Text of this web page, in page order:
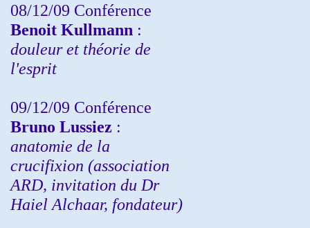
08/12/09 Conférence
Benoit Kullmann :
douleur et théorie de
l'esprit
09/12/09 Conférence
Bruno Lussiez :
anatomie de la
crucifixion (association
ARD, invitation du Dr
Haiel Alchaar, fondateur)